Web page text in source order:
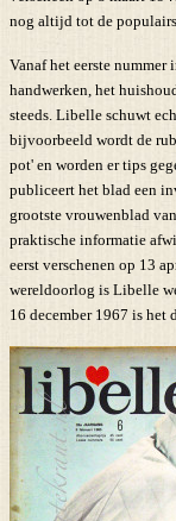
nog altijd tot de
Vanaf het eerste
handwerken, het
steeds. Libelle schuwt
bijvoorbeeld wordt de
pot' en worden er tips
publiceert het blad een
grootste vrouwenblad
praktische informatie
eerst verschenen op 13
wereldoorlog is Libelle
16 december 1967 is het